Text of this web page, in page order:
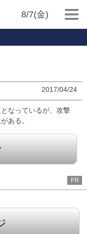
8/7(金)
2017/04/24
なっているが、攻撃
ある。
PR